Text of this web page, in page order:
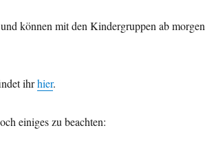
können mit den Kindergruppen ab morgen
ihrhier.
einiges zu beachten: